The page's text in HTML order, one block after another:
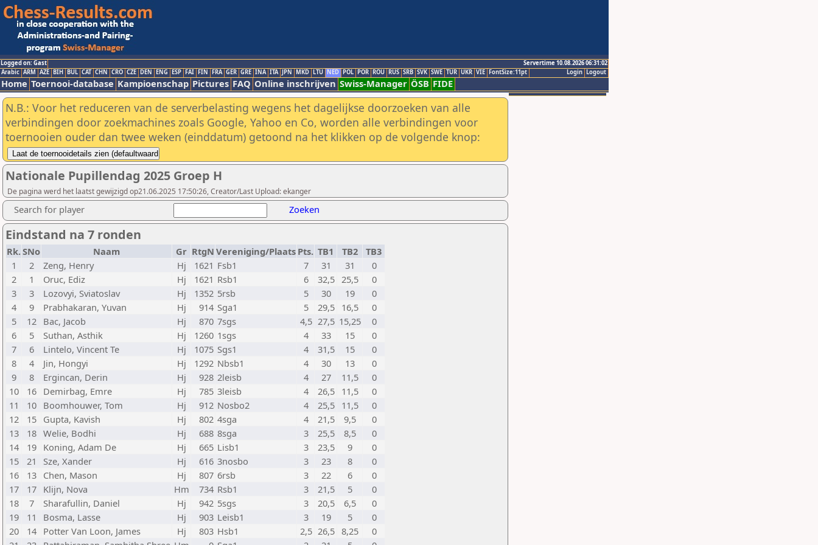
Logged on: Gast
Servertime 10.08.2026 06:31:02
Logout
Login
Arabic ARM AZE BIH BUL CAT CHN CRO CZE DEN ENG ESP FAI FIN FRA GER GRE INA ITA JPN MKD LTU NED POL POR ROU RUS SRB SVK SWE TUR UKR VIE FontSize:11pt
Home Toernooi-database Kampioenschap Pictures FAQ Online inschrijven Swiss-Manager ÖSB FIDE
N.B.: Voor het reduceren van de serverbelasting wegens het dagelijkse doorzoeken van alle
verbindingen door zoekmachines zoals Google, Yahoo en Co, worden alle verbindingen voor
toernooien ouder dan twee weken (einddatum) getoond na het klikken op de volgende knop:
Nationale Pupillendag 2025 Groep H
De pagina werd het laatst gewijzigd op21.06.2025 17:50:26, Creator/Last Upload: ekanger
Search for player Zoeken
Eindstand na 7 ronden
Rk.SNo Naam Gr RtgN Vereniging/Plaats Pts. TB1 TB2
TB3
1
2 Zeng, Henry Hj 1621 Fsb1 7 31 31
0
2
1 Oruc, Ediz Hj 1621 Rsb1 6 32,5 25,5
0
3
3 Lozovyi, Sviatoslav Hj 1352 5rsb 5 30 19
0
4
9 Prabhakaran, Yuvan Hj 914 Sga1 5 29,5 16,5
0
5
12 Bac, Jacob Hj 870 7sgs 4,5 27,5 15,25
0
6
5 Suthan, Asthik Hj 1260 1sgs 4 33 15
0
7
6 Lintelo, Vincent Te Hj 1075 Sgs1 4 31,5 15
0
8
4 Jin, Hongyi Hj 1292 Nbsb1 4 30 13
0
9
8 Ergincan, Derin Hj 928 2leisb 4 27 11,5
0
10
16 Demirbag, Emre Hj 785 3leisb 4 26,5 11,5
0
11
10 Boomhouwer, Tom Hj 912 Nosbo2 4 25,5 11,5
0
12
15 Gupta, Kavish Hj 802 4sga 4 21,5 9,5
0
13
18 Welie, Bodhi Hj 688 8sga 3 25,5 8,5
0
14
19 Koning, Adam De Hj 665 Lisb1 3 23,5 9
0
15
21 Sze, Xander Hj 616 3nosbo 3 23 8
0
16
13 Chen, Mason Hj 807 6rsb 3 22 6
0
17
17 Klijn, Nova Hm 734 Rsb1 3 21,5 5
0
18
7 Sharafullin, Daniel Hj 942 5sgs 3 20,5 6,5
0
19
11 Bosma, Lasse Hj 903 Leisb1 3 19 5
0
20
14 Potter Van Loon, James Hj 803 Hsb1 2,5 26,5 8,25
0